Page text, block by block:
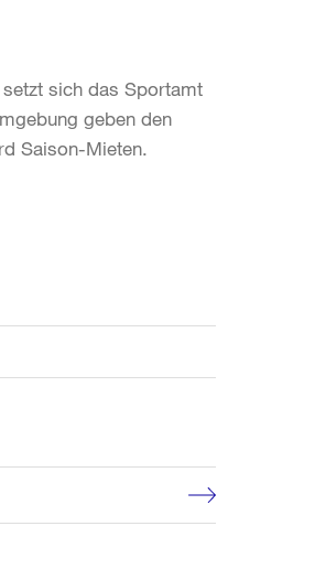
sich das Sportamt
geben den
Saison-Mieten.